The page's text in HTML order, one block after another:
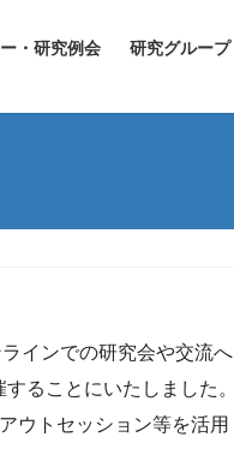
・研究例会 研究グループ
インでの研究会や交流へ
ることにいたしました。
ウトセッション等を活用